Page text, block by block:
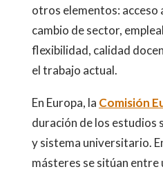
otros elementos:
cambio de sector,
flexibilidad, calidad
el trabajo actual.
En Europa, la Comisión
duración de los estudios
y sistema universitario.
másteres se sitúan entre